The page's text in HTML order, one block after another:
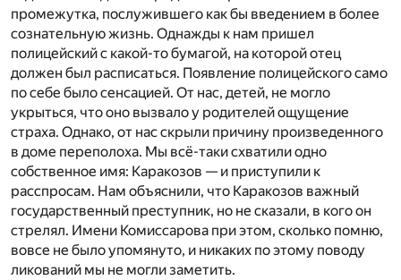
промежутка, послужившего как бы введением в более
сознательную жизнь. Однажды к нам пришел
полицейский с какой-то бумагой, на которой отец
должен был расписаться. Появление полицейского само
по себе было сенсацией. От нас, детей, не могло
укрыться, что оно вызвало у родителей ощущение
страха. Однако, от нас скрыли причину произведенного
в доме переполоха. Мы всё-таки схватили одно
собственное имя: Каракозов — и приступили к
расспросам. Нам объяснили, что Каракозов важный
государственный преступник, но не сказали, в кого он
стрелял. Имени Комиссарова при этом, сколько помню,
вовсе не было упомянуто, и никаких по этому поводу
ликований мы не могли заметить.